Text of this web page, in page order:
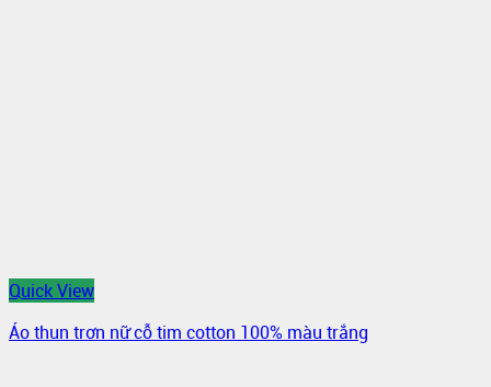
Quick View
Áo thun trơn nữ cỗ tim cotton 100% màu trắng